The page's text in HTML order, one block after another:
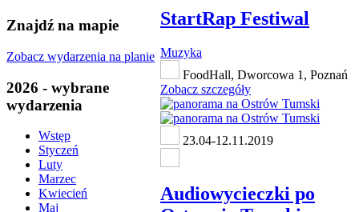
Znajdź na mapie
Zobacz wydarzenia na planie
2026 - wybrane
wydarzenia
Wstęp
Styczeń
Luty
Marzec
Kwiecień
Maj
StartRap Festiwal
Muzyka
FoodHall, Dworcowa 1, Poznań
Zobacz szczegóły
23.04-12.11.2019
Audiowycieczki po